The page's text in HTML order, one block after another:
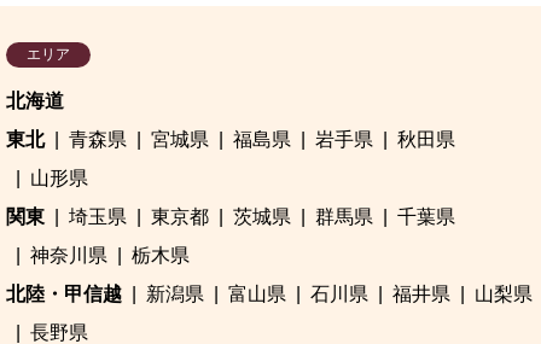
エリア
北海道
東北
青森県 宮城県 福島県 岩手県
秋田県
山形県
関東
埼玉県 東京都 茨城県 群馬県
千葉県
神奈川県
栃木県
北陸・甲信越
新潟県 富山県 石川県 福井県
山梨県
長野県